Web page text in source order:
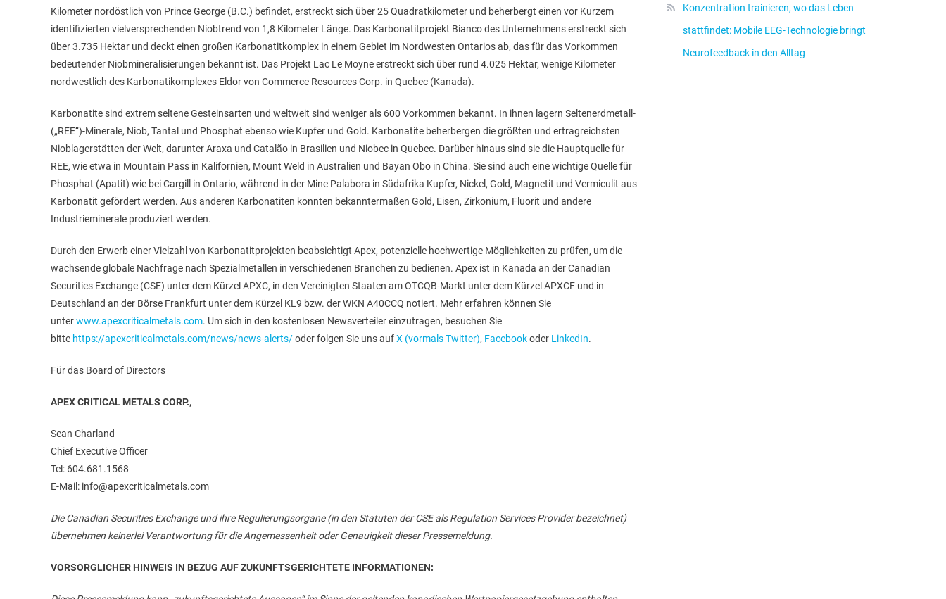
Kilometer nordöstlich von Prince George (B.C.) befindet, erstreckt sich über 25 Quadratkilometer und beherbergt einen vor Kurzem
identifizierten vielversprechenden Niobtrend von 1,8 Kilometer Länge. Das Karbonatitprojekt Bianco des Unternehmens erstreckt sich
über 3.735 Hektar und deckt einen großen Karbonatitkomplex in einem Gebiet im Nordwesten Ontarios ab, das für das Vorkommen
bedeutender Niobmineralisierungen bekannt ist. Das Projekt Lac Le Moyne erstreckt sich über rund 4.025 Hektar, wenige Kilometer
nordwestlich des Karbonatikomplexes Eldor von Commerce Resources Corp. in Quebec (Kanada).
Karbonatite sind extrem seltene Gesteinsarten und weltweit sind weniger als 600 Vorkommen bekannt. In ihnen lagern Seltenerdmetall-
(„REE“)-Minerale, Niob, Tantal und Phosphat ebenso wie Kupfer und Gold. Karbonatite beherbergen die größten und ertragreichsten
Nioblagerstätten der Welt, darunter Araxa und Catalão in Brasilien und Niobec in Quebec. Darüber hinaus sind sie die Hauptquelle für
REE, wie etwa in Mountain Pass in Kalifornien, Mount Weld in Australien und Bayan Obo in China. Sie sind auch eine wichtige Quelle für
Phosphat (Apatit) wie bei Cargill in Ontario, während in der Mine Palabora in Südafrika Kupfer, Nickel, Gold, Magnetit und Vermiculit aus
Karbonatit gefördert werden. Aus anderen Karbonatiten konnten bekanntermaßen Gold, Eisen, Zirkonium, Fluorit und andere
Industrieminerale produziert werden.
Durch den Erwerb einer Vielzahl von Karbonatitprojekten beabsichtigt Apex, potenzielle hochwertige Möglichkeiten zu prüfen, um die
wachsende globale Nachfrage nach Spezialmetallen in verschiedenen Branchen zu bedienen. Apex ist in Kanada an der Canadian
Securities Exchange (CSE) unter dem Kürzel APXC, in den Vereinigten Staaten am OTCQB-Markt unter dem Kürzel APXCF und in
Deutschland an der Börse Frankfurt unter dem Kürzel KL9 bzw. der WKN A40CCQ notiert. Mehr erfahren können Sie
unterwww.apexcriticalmetals.com. Um sich in den kostenlosen Newsverteiler einzutragen, besuchen Sie
bitte https://apexcriticalmetals.com/news/news-alerts/oder folgen Sie uns aufX (vormals Twitter), Facebookoder LinkedIn.
Für das Board of Directors
APEX CRITICAL METALS CORP.,
Sean Charland
Chief Executive Officer
Tel: 604.681.1568
E-Mail: info@apexcriticalmetals.com
Die Canadian Securities Exchange und ihre Regulierungsorgane (in den Statuten der CSE als Regulation Services Provider bezeichnet)
übernehmen keinerlei Verantwortung für die Angemessenheit oder Genauigkeit dieser Pressemeldung.
VORSORGLICHER HINWEIS IN BEZUG AUF ZUKUNFTSGERICHTETE INFORMATIONEN:
Konzentration trainieren, wo das Leben
stattfindet: Mobile EEG-Technologie bringt
Neurofeedback in den Alltag